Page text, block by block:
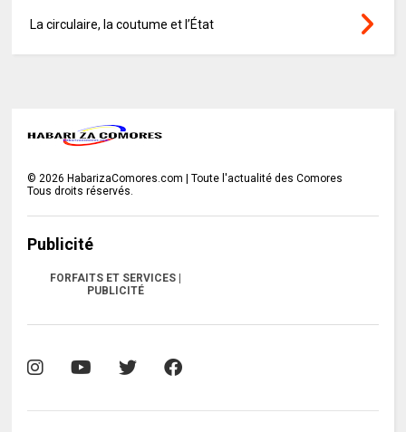
La circulaire, la coutume et l’État
© 2026 HabarizaComores.com | Toute l'actualité des Comores
Tous droits réservés.
Publicité
FORFAITS ET SERVICES |
PUBLICITÉ